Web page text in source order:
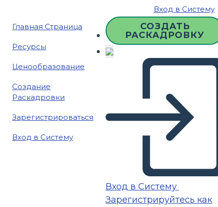
Вход в Систему
Главная Страница
Ресурсы
Ценообразование
Создание
Раскадровки
Зарегистрироваться
Вход в Систему
СОЗДАТЬ
РАСКАДРОВКУ
Вход в Систему
Зарегистрируйтесь как